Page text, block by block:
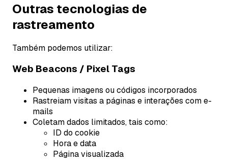
Outras tecnologias de
rastreamento
Também podemos utilizar:
Web Beacons / Pixel Tags
Pequenas imagens ou códigos incorporados
Rastreiam visitas a páginas e interações com e-
mails
Coletam dados limitados, tais como:
ID do cookie
Hora e data
Página visualizada